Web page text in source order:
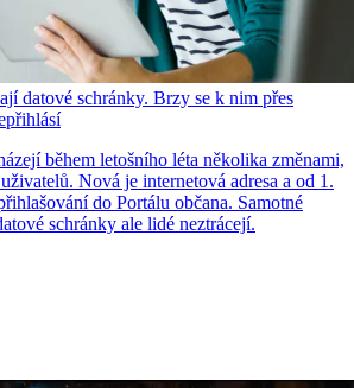
datové schránky. Brzy se k nim přes
během letošního léta několika změnami,
Nová je internetová adresa a od 1.
do Portálu občana. Samotné
schránky ale lidé neztrácejí.